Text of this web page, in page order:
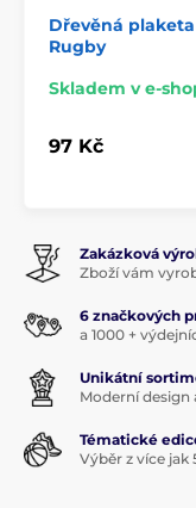
Dřevěná plaketa
Rugby
Skladem v e-
97 Kč
Zakázková
Zboží vám
6 značkových
a 1000 +
Unikátní
Moderní
Tématické
Výběr z více jak